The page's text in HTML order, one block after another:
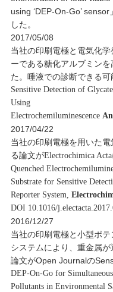
using ‘DEP-On-Go’
した。
2017/05/08
当社の印刷電極と電気化
ーである糖化アルブミン
た。唾液での診断できる可
Sensitive Detection of
Using
Electrochemiluminescence
2017/04/22
当社の印刷電極を用いた
る論文がElectrochimica
Quenched
Substrate for Sensitive
Reporter System,
DOI 10.1016/
2016/12/27
当社の印刷電極と小型ポ
システムにより、重金属
論文がOpen Journalの
DEP-On-Go for
Pollutants in Environmental